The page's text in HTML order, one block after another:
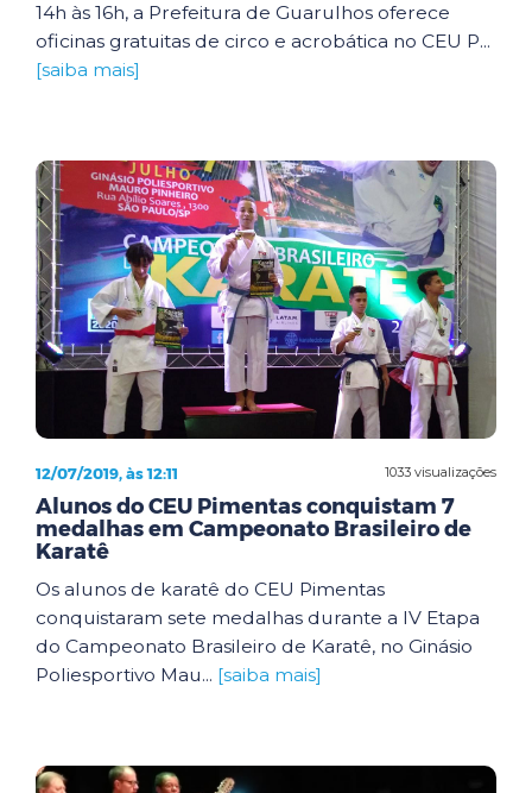
14h às 16h, a Prefeitura de Guarulhos oferece
oficinas gratuitas de circo e acrobática no CEU P...
[saiba mais]
1033 visualizações
12/07/2019, às 12:11
Alunos do CEU Pimentas conquistam 7
medalhas em Campeonato Brasileiro de
Karatê
Os alunos de karatê do CEU Pimentas
conquistaram sete medalhas durante a IV Etapa
do Campeonato Brasileiro de Karatê, no Ginásio
Poliesportivo Mau... [saiba mais]